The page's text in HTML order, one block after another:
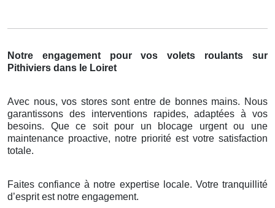
Notre engagement pour vos volets roulants sur
Pithiviers dans le Loiret
Avec nous, vos stores sont entre de bonnes mains. Nous
garantissons des interventions rapides, adaptées à vos
besoins. Que ce soit pour un blocage urgent ou une
maintenance proactive, notre priorité est votre satisfaction
totale.
Faites confiance à notre expertise locale. Votre tranquillité
d’esprit est notre engagement.